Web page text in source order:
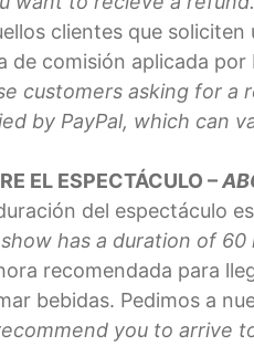
clientes que
de comisión aplicada por
customers asking for a
by PayPal, which can
EL ESPECTÁCULO –
del espectáculo
has a duration of
recomendada para
bebidas. Pedimos a
you to arrive